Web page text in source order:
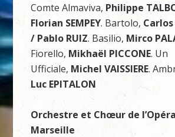
Comte Almaviva, Philippe
Florian SEMPEY. Bartolo, Carlos
/ Pablo RUIZ. Basilio, Mirco
Fiorello, Mikhaël PICCONE. Un
Ufficiale, Michel VAISSIERE.
Luc EPITALON
Orchestre et Chœur de
Marseille